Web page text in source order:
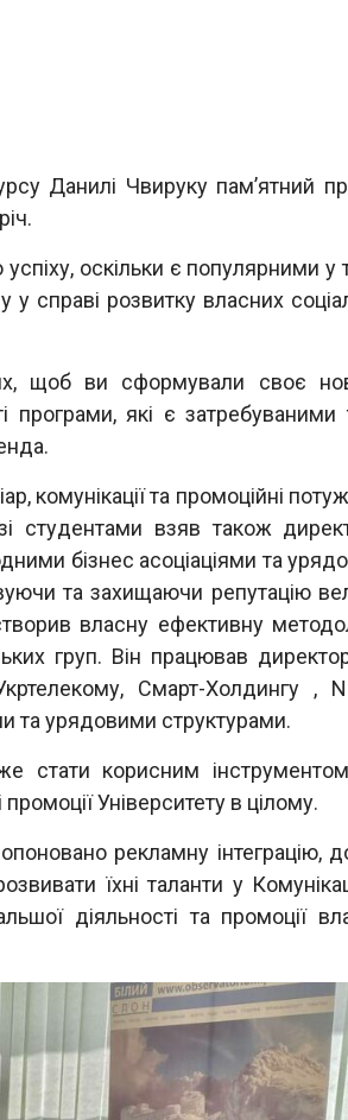
Данилі Чвируку памʼятний
оскільки є популярними у
справі розвитку власних
щоб ви сформували своє
програми, які є затребуваними
комунікації та промоційні
студентами взяв також
бізнес асоціаціями та
та захищаючи репутацію
власну ефективну
груп. Він працював
Смарт-Холдингу ,
та урядовими структурами.
стати корисним
Університету в цілому.
рекламну інтеграцію,
їхні таланти у
діяльності та промоції